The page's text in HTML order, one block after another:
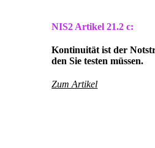
NIS2 Artikel21.2 c:
Kontinuität ist der
den Sie testen müssen.
Zum Artikel